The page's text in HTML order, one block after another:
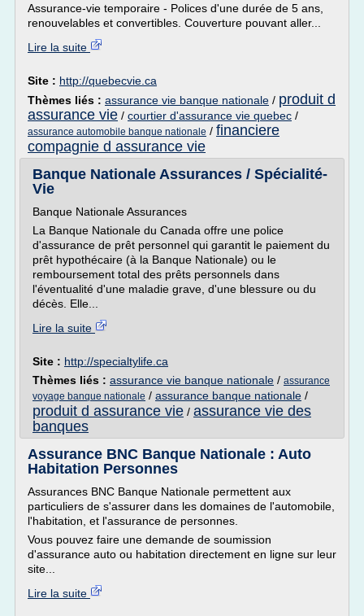
Assurance-vie temporaire - Polices d'une durée de 5 ans,
renouvelables et convertibles. Couverture pouvant aller...
Lire la suite
Site : http://quebecvie.ca
Thèmes liés : assurance vie banque nationale / produit d
assurance vie / courtier d'assurance vie quebec /
assurance automobile banque nationale / financiere
compagnie d assurance vie
Banque Nationale Assurances / Spécialité-
Vie
Banque Nationale Assurances
La Banque Nationale du Canada offre une police
d'assurance de prêt personnel qui garantit le paiement du
prêt hypothécaire (à la Banque Nationale) ou le
remboursement total des prêts personnels dans
l'éventualité d'une maladie grave, d'une blessure ou du
décès. Elle...
Lire la suite
Site : http://specialtylife.ca
Thèmes liés : assurance vie banque nationale / assurance
voyage banque nationale / assurance banque nationale /
produit d assurance vie / assurance vie des
banques
Assurance BNC Banque Nationale : Auto
Habitation Personnes
Assurances BNC Banque Nationale permettent aux
particuliers de s'assurer dans les domaines de l'automobile,
l'habitation, et l'assurance de personnes.
Vous pouvez faire une demande de soumission
d'assurance auto ou habitation directement en ligne sur leur
site...
Lire la suite